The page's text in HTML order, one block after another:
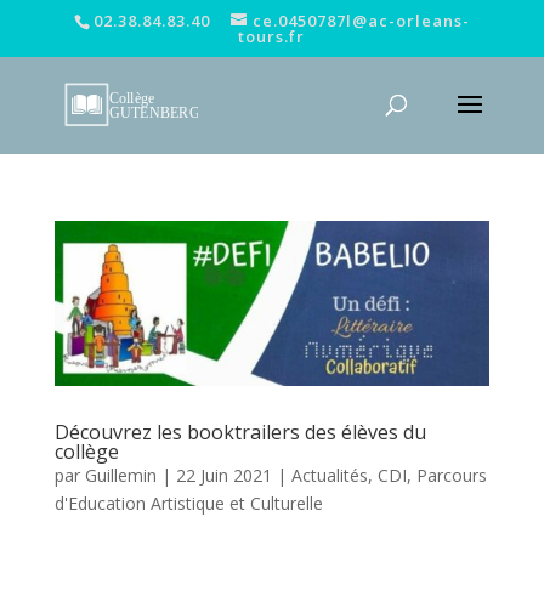
02.38.84.83.40 ce.0450787l@ac-orleans-
tours.fr
Découvrez les booktrailers des élèves du
collège
par Guillemin | 22 Juin 2021 | Actualités, CDI, Parcours
d'Education Artistique et Culturelle